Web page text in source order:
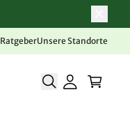
RatgeberUnsere Standorte